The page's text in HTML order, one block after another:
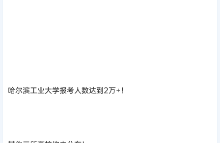
哈尔滨工业大学报考人数达到2万+！